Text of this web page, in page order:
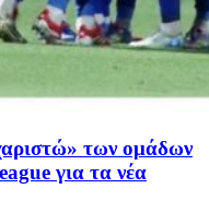
των ομάδων
για τα νέα